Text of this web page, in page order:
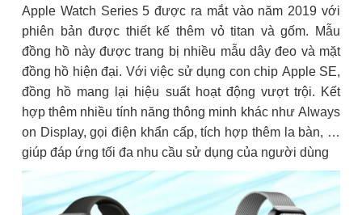
Apple Watch Series 5 được ra mắt vào năm 2019 với
phiên bản được thiết kế thêm vỏ titan và gốm. Mẫu
đồng hồ này được trang bị nhiều mẫu dây đeo và mặt
đồng hồ hiện đại. Với việc sử dụng con chip Apple SE,
đồng hồ mang lại hiệu suất hoạt động vượt trội. Kết
hợp thêm nhiều tính năng thông minh khác như Always
on Display, gọi điện khẩn cấp, tích hợp thêm la bàn, …
giúp đáp ứng tối đa nhu cầu sử dụng của người dùng